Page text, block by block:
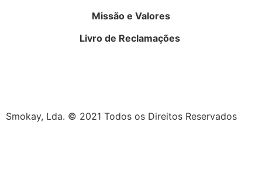
Missão e Valores
Livro de Reclamações
Smokay, Lda. © 2021 Todos os Direitos Reservados